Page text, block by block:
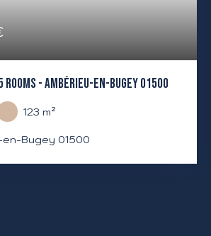
ROOMS - AMBÉRIEU-EN-BUGEY 01500
123m²
Bugey 01500